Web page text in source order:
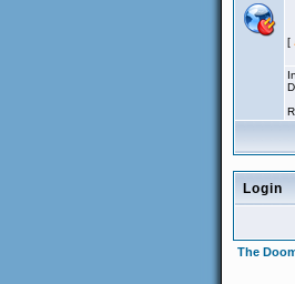
[
Login
The